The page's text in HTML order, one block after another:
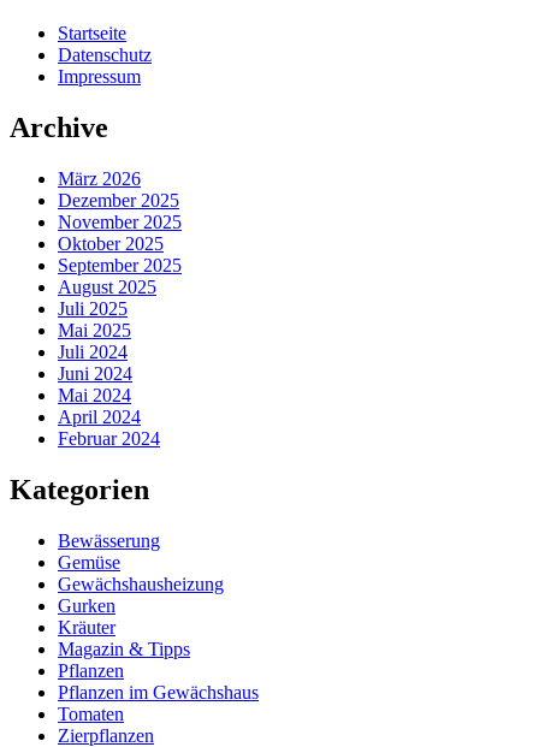
Startseite
Datenschutz
Impressum
Archive
März 2026
Dezember 2025
November 2025
Oktober 2025
September 2025
August 2025
Juli 2025
Mai 2025
Juli 2024
Juni 2024
Mai 2024
April 2024
Februar 2024
Kategorien
Bewässerung
Gemüse
Gewächshausheizung
Gurken
Kräuter
Magazin & Tipps
Pflanzen
Pflanzen im Gewächshaus
Tomaten
Zierpflanzen